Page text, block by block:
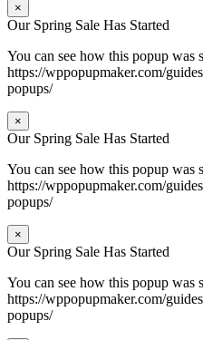
×
Our Spring Sale Has Started
You can see how this popup was
https://wppopupmaker.com/
popups/
×
Our Spring Sale Has Started
You can see how this popup was
https://wppopupmaker.com/
popups/
×
Our Spring Sale Has Started
You can see how this popup was
https://wppopupmaker.com/
popups/